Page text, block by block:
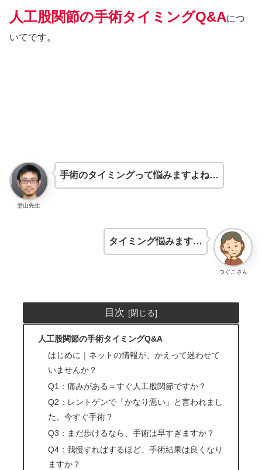
人工股関節の手術タイミングQ&Aにつ
いてです。
塗山先生
手術のタイミングって悩みますよね…
つぐこさん
タイミング悩みます…
目次
人工股関節の手術タイミングQ&A
はじめに｜ネットの情報が、かえって迷わせて
いませんか？
Q1：痛みがある＝すぐ人工股関節ですか？
Q2：レントゲンで「かなり悪い」と言われまし
た。今すぐ手術？
Q3：まだ歩けるなら、手術は早すぎますか？
Q4：我慢すればするほど、手術結果は良くなり
ますか？